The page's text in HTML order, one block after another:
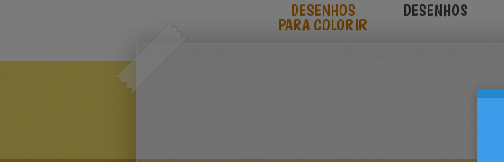
DESENHOS
PARA COLORIR
DESENHOS